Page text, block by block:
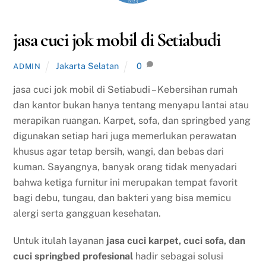
jasa cuci jok mobil di Setiabudi
ADMIN Jakarta Selatan 0
jasa cuci jok mobil di Setiabudi – Kebersihan rumah
dan kantor bukan hanya tentang menyapu lantai atau
merapikan ruangan. Karpet, sofa, dan springbed yang
digunakan setiap hari juga memerlukan perawatan
khusus agar tetap bersih, wangi, dan bebas dari
kuman. Sayangnya, banyak orang tidak menyadari
bahwa ketiga furnitur ini merupakan tempat favorit
bagi debu, tungau, dan bakteri yang bisa memicu
alergi serta gangguan kesehatan.
Untuk itulah layanan jasa cuci karpet, cuci sofa, dan
cuci springbed profesional hadir sebagai solusi